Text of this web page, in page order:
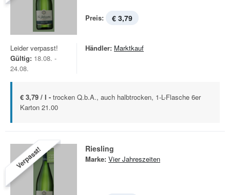
Preis: € 3,79
Leider verpasst!
Gültig: 18.08. -
24.08.
Händler: Marktkauf
€ 3,79 / l - trocken Q.b.A., auch halbtrocken, 1-L-Flasche 6er
Karton 21.00
Verpasst! Riesling
Marke: Vier Jahreszeiten